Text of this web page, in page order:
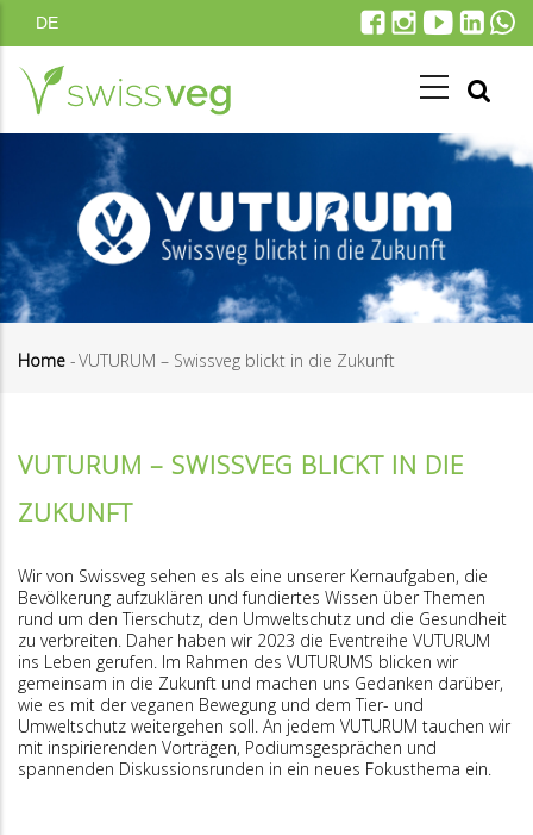
to
main
content
DE
Home -VUTURUM – Swissveg blickt in die Zukunft
VUTURUM – SWISSVEG BLICKT IN DIE
ZUKUNFT
Wir von Swissveg sehen es als eine unserer Kernaufgaben, die
Bevölkerung aufzuklären und fundiertes Wissen über Themen
rund um den Tierschutz, den Umweltschutz und die Gesundheit
zu verbreiten. Daher haben wir 2023 die Eventreihe VUTURUM
ins Leben gerufen. Im Rahmen des VUTURUMS blicken wir
gemeinsam in die Zukunft und machen uns Gedanken darüber,
wie es mit der veganen Bewegung und dem Tier- und
Umweltschutz weitergehen soll. An jedem VUTURUM tauchen wir
mit inspirierenden Vorträgen, Podiumsgesprächen und
spannenden Diskussionsrunden in ein neues Fokusthema ein.